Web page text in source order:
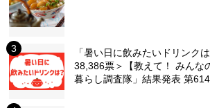
「暑い日に飲みたいドリンク
38,386票＞【教えて！ みんな
暮らし調査隊」結果発表 第614